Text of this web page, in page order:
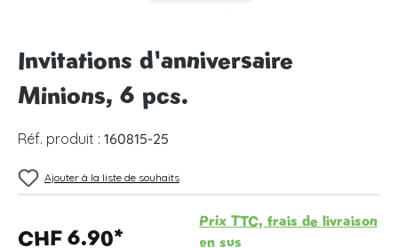
Invitations d'anniversaire
Minions, 6 pcs.
Réf. produit : 160815-25
Ajouter à la liste de souhaits
CHF 6.90*
Prix TTC, frais de livraison
en sus